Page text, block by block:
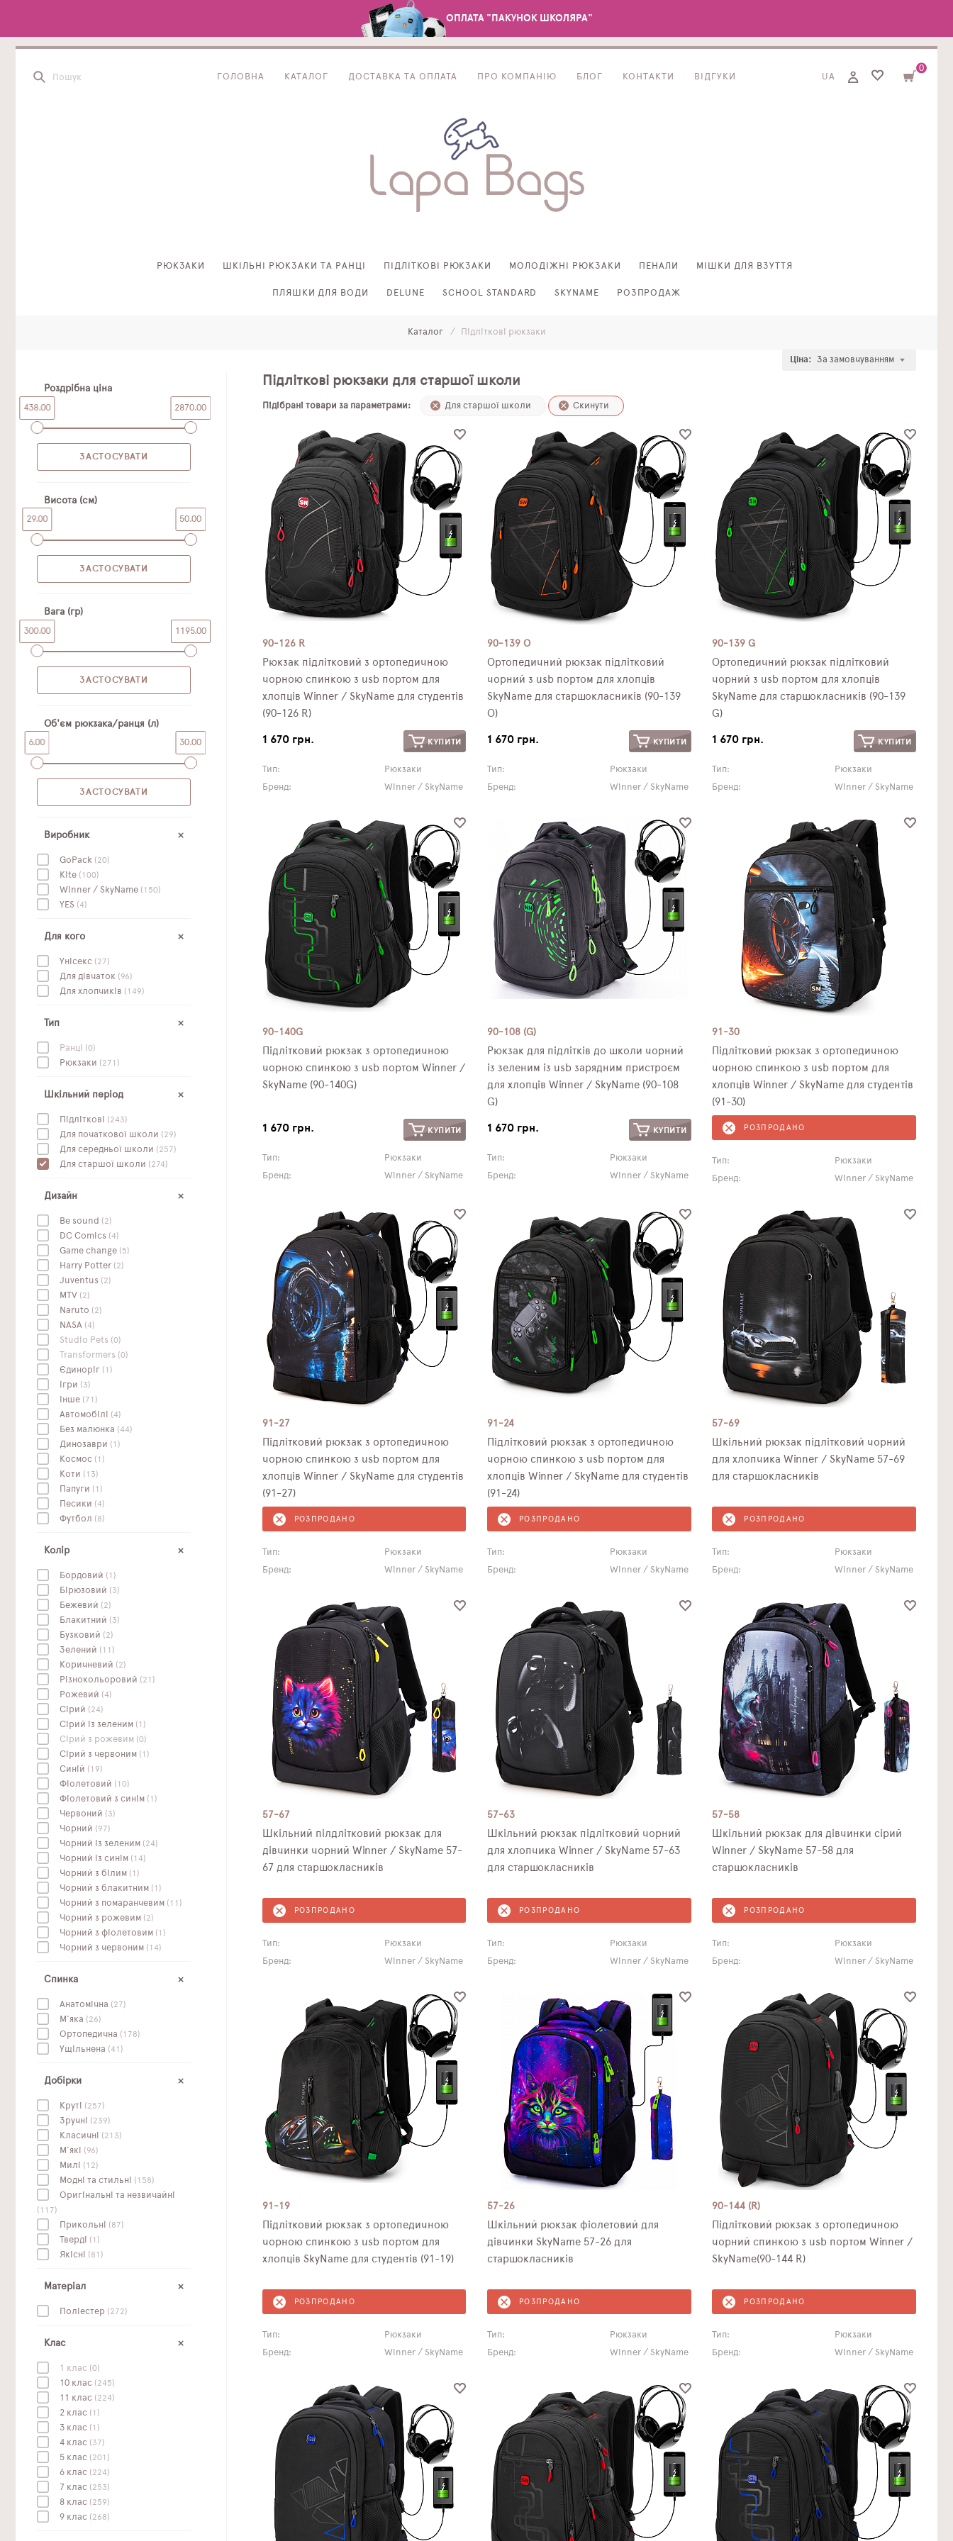
ОПЛАТА "ПАКУНОК ШКОЛЯРА"
ГОЛОВНА КАТАЛОГ ДОСТАВКА ТА ОПЛАТА ПРО КОМПАНІЮ БЛОГ КОНТАКТИ ВІДГУКИ UA
0
РЮКЗАКИ ШКІЛЬНІ РЮКЗАКИ ТА РАНЦІ ПІДЛІТКОВІ РЮКЗАКИ МОЛОДІЖНІ РЮКЗАКИ ПЕНАЛИ МІШКИ ДЛЯ ВЗУТТЯ
ПЛЯШКИ ДЛЯ ВОДИ DELUNE SCHOOL STANDARD SKYNAME РОЗПРОДАЖ
Каталог Підліткові рюкзаки
Роздрібна ціна
438.00 2870.00
Висота (см)
29.00 50.00
Вага (гр)
300.00 1195.00
Об'єм рюкзака/ранця (л)
6.00 30.00
Виробник
GoPack (20)
Kite (100)
Winner / SkyName (150)
YES (4)
Для кого
Унісекс (27)
Для дівчаток (96)
Для хлопчиків (149)
Тип
Ранці (0)
Рюкзаки (271)
Шкільний період
Підліткові (243)
Для початкової школи (29)
Для середньої школи (257)
Для старшої школи (274)
Дизайн
Be sound (2)
DC Сomics (4)
Game change (5)
Harry Potter (2)
Juventus (2)
MTV (2)
Naruto (2)
NASA (4)
Studio Pets (0)
Transformers (0)
Єдиноріг (1)
Ігри (3)
Інше (71)
Автомобілі (4)
Без малюнка (44)
Динозаври (1)
Космос (1)
Коти (13)
Папуги (1)
Песики (4)
Футбол (8)
Колір
Бордовий (1)
Бірюзовий (3)
Бежевий (2)
Блакитний (3)
Бузковий (2)
Зелений (11)
Коричневий (2)
Різнокольоровий (21)
Рожевий (4)
Сірий (24)
Сірий із зеленим (1)
Сірий з рожевим (0)
Сірий з червоним (1)
Синій (19)
Фіолетовий (10)
Фіолетовий з синім (1)
Червоний (3)
Чорний (97)
Чорний із зеленим (24)
Чорний із синім (14)
Чорний з білим (1)
Чорний з блакитним (1)
Чорний з помаранчевим (11)
Чорний з рожевим (2)
Чорний з фіолетовим (1)
Чорний з червоним (14)
Спинка
Анатомічна (27)
М'яка (26)
Ортопедична (178)
Ущільнена (41)
Добірки
Круті (257)
Зручні (239)
Класичні (213)
М'які (96)
Милі (12)
Модні та стильні (158)
Оригінальні та незвичайні
(117)
Прикольні (87)
Тверді (1)
Якісні (81)
Матеріал
Поліестер (272)
Клас
1 клас (0)
10 клас (245)
11 клас (224)
2 клас (1)
3 клас (1)
4 клас (37)
5 клас (201)
6 клас (224)
7 клас (253)
8 клас (259)
9 клас (268)
Ціна: За замовчуванням
Підліткові рюкзаки для старшої школи
Підібрані товари за параметрами: Для старшої школи Скинути
90-126 R
Рюкзак підлітковий з ортопедичною
чорною спинкою з usb портом для
хлопців Winner / SkyName для студентів
(90-126 R)
1 670 грн. КУПИТИ
Тип:
Рюкзаки
Бренд:
Winner / SkyName
90-139 О
Ортопедичний рюкзак підлітковий
чорний з usb портом для хлопців
SkyName для старшокласників (90-139
О)
1 670 грн. КУПИТИ
Тип:
Рюкзаки
Бренд:
Winner / SkyName
90-139 G
Ортопедичний рюкзак підлітковий
чорний з usb портом для хлопців
SkyName для старшокласників (90-139
G)
1 670 грн. КУПИТИ
Тип:
Рюкзаки
Бренд:
Winner / SkyName
90-140G
Підлітковий рюкзак з ортопедичною
чорною спинкою з usb портом Winner /
SkyName (90-140G)
1 670 грн. КУПИТИ
Тип:
Рюкзаки
Бренд:
Winner / SkyName
90-108 (G)
Рюкзак для підлітків до школи чорний
із зеленим із usb зарядним пристроєм
для хлопців Winner / SkyName (90-108
G)
1 670 грн. КУПИТИ
Тип:
Рюкзаки
Бренд:
Winner / SkyName
91-30
Підлітковий рюкзак з ортопедичною
чорною спинкою з usb портом для
хлопців Winner / SkyName для студентів
(91-30)
РОЗПРОДАНО
Тип:
Рюкзаки
Бренд:
Winner / SkyName
91-27
Підлітковий рюкзак з ортопедичною
чорною спинкою з usb портом для
хлопців Winner / SkyName для студентів
(91-27)
РОЗПРОДАНО
Тип:
Рюкзаки
Бренд:
Winner / SkyName
91-24
Підлітковий рюкзак з ортопедичною
чорною спинкою з usb портом для
хлопців Winner / SkyName для студентів
(91-24)
РОЗПРОДАНО
Тип:
Рюкзаки
Бренд:
Winner / SkyName
57-69
Шкільний рюкзак підлітковий чорний
для хлопчика Winner / SkyName 57-69
для старшокласників
РОЗПРОДАНО
Тип:
Рюкзаки
Бренд:
Winner / SkyName
57-67
Шкільний пілдлітковий рюкзак для
дівчинки чорний Winner / SkyNamе 57-
67 для старшокласників
РОЗПРОДАНО
Тип:
Рюкзаки
Бренд:
Winner / SkyName
57-63
Шкільний рюкзак підлітковий чорний
для хлопчика Winner / SkyName 57-63
для старшокласників
РОЗПРОДАНО
Тип:
Рюкзаки
Бренд:
Winner / SkyName
57-58
Шкільний рюкзак для дівчинки сірий
Winner / SkyNamе 57-58 для
старшокласників
РОЗПРОДАНО
Тип:
Рюкзаки
Бренд:
Winner / SkyName
91-19
Підлітковий рюкзак з ортопедичною
чорною спинкою з usb портом для
хлопців SkyName для студентів (91-19)
РОЗПРОДАНО
Тип:
Рюкзаки
Бренд:
Winner / SkyName
57-26
Шкільний рюкзак фіолетовий для
дівчинки SkyNamе 57-26 для
старшокласників
РОЗПРОДАНО
Тип:
Рюкзаки
Бренд:
Winner / SkyName
90-144 (R)
Підлітковий рюкзак з ортопедичною
чорний спинкою з usb портом Winner /
SkyName(90-144 R)
РОЗПРОДАНО
Тип:
Рюкзаки
Бренд:
Winner / SkyName